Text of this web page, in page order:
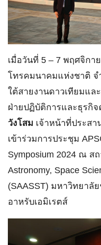
เมื่อวันที่ 5 – 7 พฤศจิกา
โทรคมนาคมแห่งชาติ จ
ใต้สายงานดาวเทียมแล
ฝ่ายปฏิบัติการและธุรกิจ
วังโสม เจ้าหน้าที่ประส
เข้าร่วมการประชุม
Symposium 2024 ณ ส
Astronomy, Space
(SAASST) มหาวิทยาลั
อาหรับเอมิเรตส์